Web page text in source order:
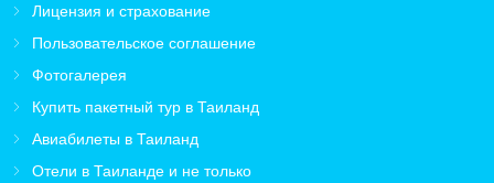
Лицензия и страхование
Пользовательское соглашение
Фотогалерея
Купить пакетный тур в Таиланд
Авиабилеты в Таиланд
Отели в Таиланде и не только